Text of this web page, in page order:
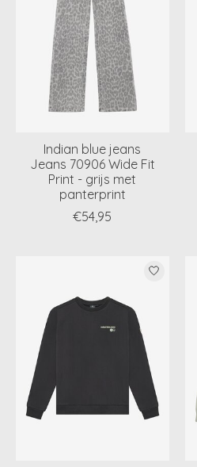
Indian blue jeans
Jeans 70906 Wide Fit
Print - grijs met
panterprint
€54,95